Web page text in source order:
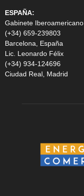
ESPAÑA:
Gabinete Iberoamericano
(+34) 659-239803
Barcelona, España
Lic. Leonardo Félix
(+34) 934-124696
Ciudad Real, Madrid